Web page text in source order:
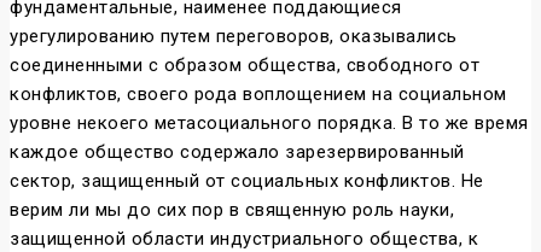
фундаментальные, наименее поддающиеся
урегулированию путем переговоров, оказывались
соединенными с образом общества, свободного от
конфликтов, своего рода воплощением на социальном
уровне некоего метасоциального порядка. В то же время
каждое общество содержало зарезервированный
сектор, защищенный от социальных конфликтов. Не
верим ли мы до сих пор в священную роль науки,
защищенной области индустриального общества, к